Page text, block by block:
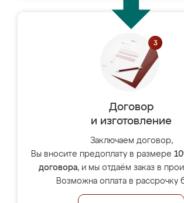
Договор
и изготовление
Заключаем договор,
Вы вносите предоплату в размере
договора, и мы отдаём заказ в
Возможна оплата в рассрочку